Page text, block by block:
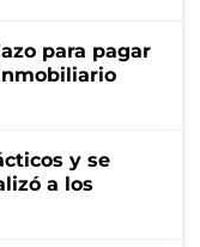
para pagar
y se
a los